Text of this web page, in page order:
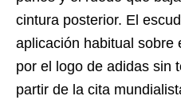
cintura posterior. El
aplicación habitual sobre
por el logo de adidas sin
partir de la cita